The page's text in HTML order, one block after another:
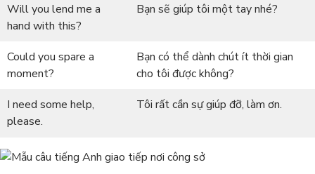
Will you lend me a
hand with this?
Bạn sẽ giúp tôi một tay nhé?
Could you spare a
moment?
Bạn có thể dành chút ít thời gian
cho tôi được không?
I need some help,
please.
Tôi rất cần sự giúp đỡ, làm ơn.